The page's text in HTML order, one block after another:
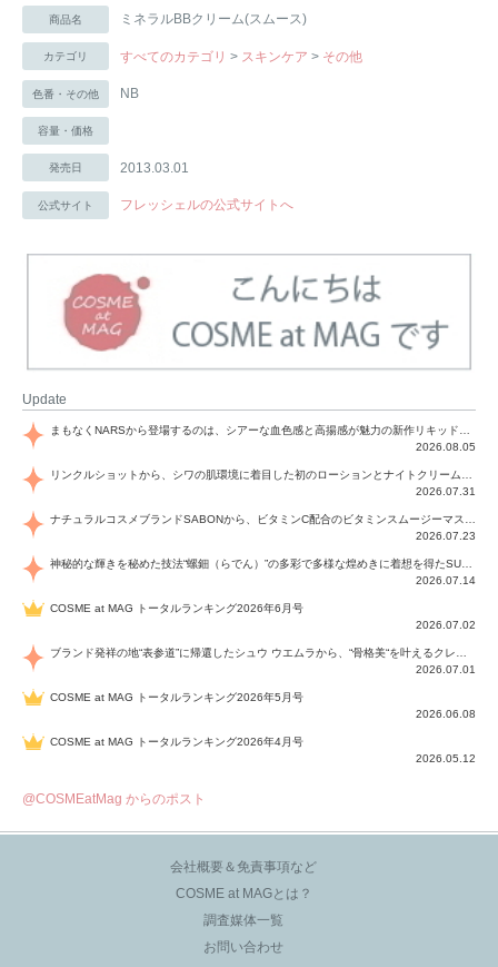
商品名 ミネラルBBクリーム(スムース)
カテゴリ すべてのカテゴリ > スキンケア > その他
色番・その他 NB
容量・価格
発売日 2013.03.01
公式サイト フレッシェルの公式サイトへ
Update
2026.08.05
2026.07.31
2026.07.23
2026.07.14
COSME at MAG トータルランキング2026年6月号
2026.07.02
2026.07.01
COSME at MAG トータルランキング2026年5月号
2026.06.08
COSME at MAG トータルランキング2026年4月号
2026.05.12
@COSMEatMag からのポスト
会社概要＆免責事項など
COSME at MAGとは？
調査媒体一覧
お問い合わせ